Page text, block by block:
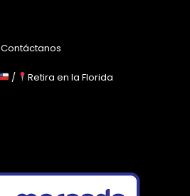
Contáctanos
/ Retira en la Florida